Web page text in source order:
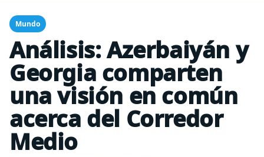
Mundo
Análisis: Azerbaiyán y
Georgia comparten
una visión en común
acerca del Corredor
Medio